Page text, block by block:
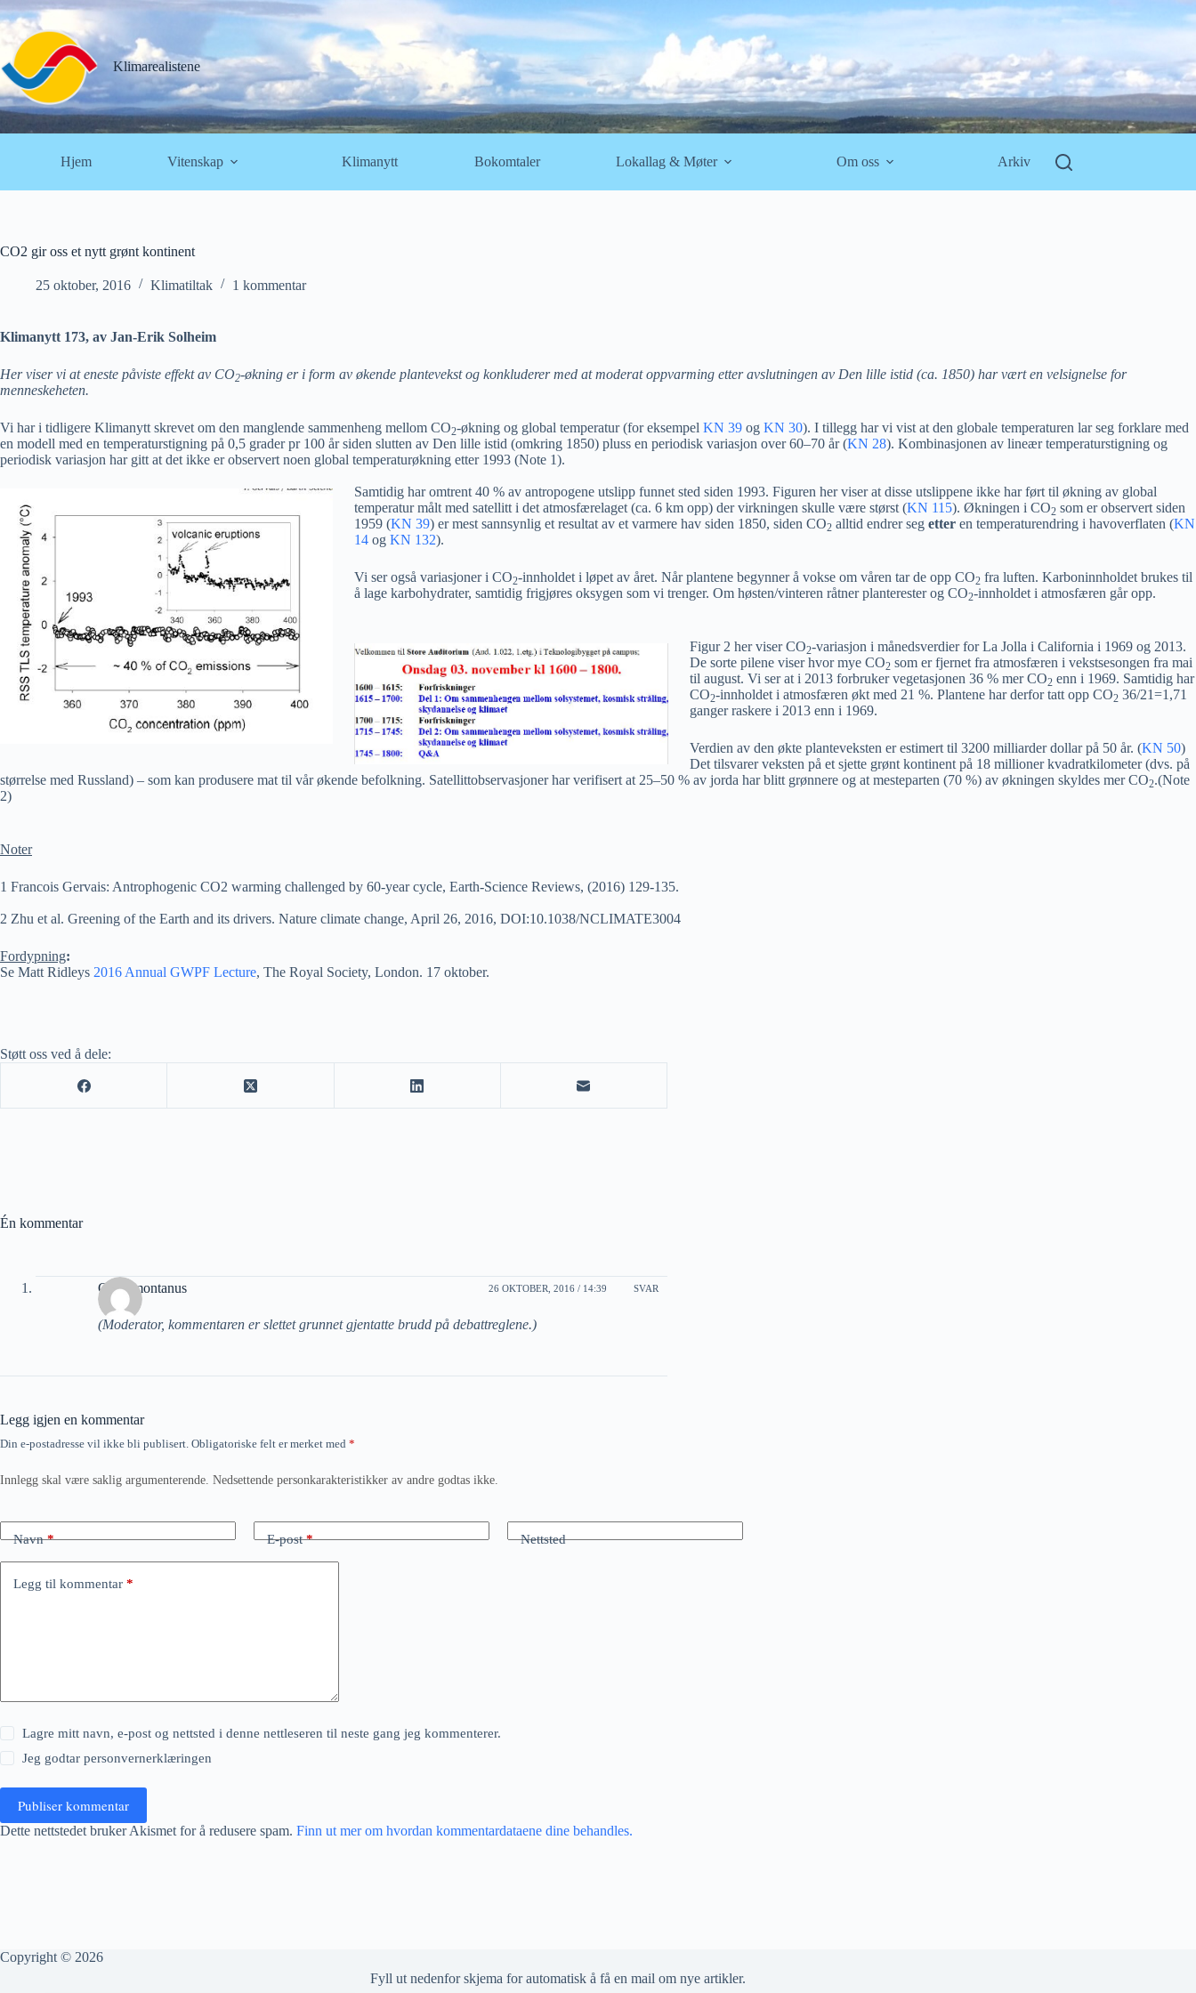
Hopp
til
innholdet
Klimarealistene
Hjem Vitenskap Klimanytt Bokomtaler Lokallag & Møter Om oss Arkiv
CO2 gir oss et nytt grønt kontinent
25 oktober, 2016 Klimatiltak 1 kommentar
Klimanytt 173, av Jan-Erik Solheim
Her viser vi at eneste påviste effekt av CO2-økning er i form av økende plantevekst og konkluderer med at moderat oppvarming etter avslutningen av Den lille istid (ca. 1850) har vært en velsignelse for
menneskeheten.
Vi har i tidligere Klimanytt skrevet om den manglende sammenheng mellom CO2-økning og global temperatur (for eksempel KN 39 og KN 30). I tillegg har vi vist at den globale temperaturen lar seg forklare med
en modell med en temperaturstigning på 0,5 grader pr 100 år siden slutten av Den lille istid (omkring 1850) pluss en periodisk variasjon over 60–70 år (KN 28). Kombinasjonen av lineær temperaturstigning og
periodisk variasjon har gitt at det ikke er observert noen global temperaturøkning etter 1993 (Note 1).
Samtidig har omtrent 40 % av antropogene utslipp funnet sted siden 1993. Figuren herviser at disse utslippene ikke har ført til økning av global
temperatur målt med satellitt i det atmosfærelaget (ca. 6 km opp) der virkningen skulle være størst (KN 115). Økningen i CO2 som er observert siden
1959 (KN 39) er mest sannsynlig et resultat av et varmere hav siden 1850, siden CO2 alltid endrer seg etter en temperaturendring i havoverflaten (KN
14 og KN 132).
Vi ser også variasjoner i CO2-innholdet i løpet av året. Når plantene begynner å vokse om våren tar de opp CO2 fra luften. Karboninnholdet brukes til
å lage karbohydrater, samtidig frigjøres oksygen som vi trenger. Om høsten/vinteren råtner planterester og CO2-innholdet i atmosfæren går opp.
Figur 2 her viser CO2-variasjon i månedsverdier for La Jolla i California i 1969 og 2013.
De sorte pilene viser hvor mye CO2 som er fjernet fra atmosfæren i vekstsesongen fra mai
til august. Vi ser at i 2013 forbruker vegetasjonen 36 % mer CO2 enn i 1969. Samtidig har
CO2-innholdet i atmosfæren økt med 21 %. Plantene har derfor tatt opp CO2 36/21=1,71
ganger raskere i 2013 enn i 1969.
Verdien av den økte planteveksten er estimert til 3200 milliarder dollar på 50 år. (KN 50)
Det tilsvarer veksten på et sjette grønt kontinent på 18 millioner kvadratkilometer (dvs. på
størrelse med Russland) – som kan produsere mat til vår økende befolkning. Satellittobservasjoner har verifisert at 25–50 % av jorda har blitt grønnere og at mesteparten (70 %) av økningen skyldes mer CO2.(Note
2)
Noter
1 Francois Gervais: Antrophogenic CO2 warming challenged by 60-year cycle, Earth-Science Reviews, (2016) 129-135.
2 Zhu et al. Greening of the Earth and its drivers. Nature climate change, April 26, 2016, DOI:10.1038/NCLIMATE3004
Fordypning:
Se Matt Ridleys 2016 Annual GWPF Lecture, The Royal Society, London. 17 oktober.
Støtt oss ved å dele:
Én kommentar
Carbomontanus 26 OKTOBER, 2016 / 14:39 SVAR
(Moderator, kommentaren er slettet grunnet gjentatte brudd på debattreglene.)
Legg igjen en kommentar
Din e-postadresse vil ikke bli publisert. Obligatoriske felt er merket med *
Innlegg skal være saklig argumenterende. Nedsettende personkarakteristikker av andre godtas ikke.
Navn* E-post* Nettsted
Legg til kommentar *
Lagre mitt navn, e-post og nettsted i denne nettleseren til neste gang jeg kommenterer.
Jeg godtarpersonvernerklæringen
Publiser kommentar
Dette nettstedet bruker Akismet for å redusere spam. Finn ut mer om hvordan kommentardataene dine behandles.
Copyright © 2026
Fyll ut nedenfor skjema for automatisk å få en mail om nye artikler.